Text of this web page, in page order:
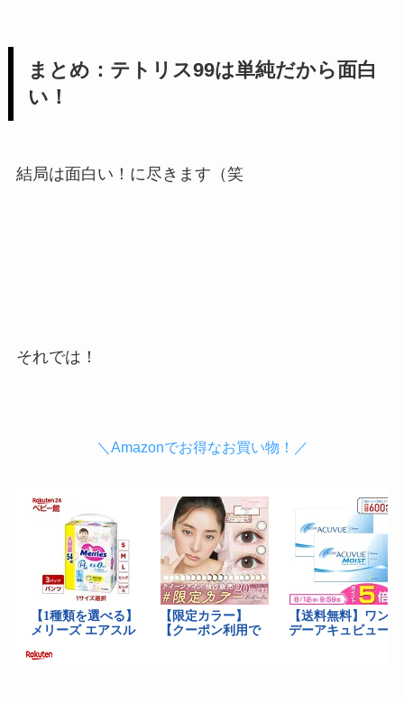
まとめ：テトリス99は単純だから面白
い！
結局は面白い！に尽きます（笑
それでは！
＼Amazonでお得なお買い物！／